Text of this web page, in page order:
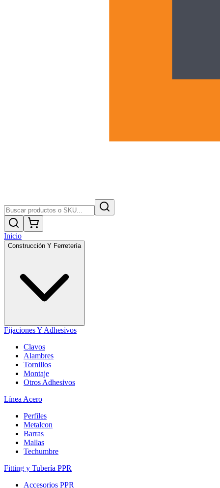
Inicio
Construcción Y Ferretería
Fijaciones Y Adhesivos
Clavos
Alambres
Tornillos
Montaje
Otros Adhesivos
Línea Acero
Perfiles
Metalcon
Barras
Mallas
Techumbre
Fitting y Tubería PPR
Accesorios PPR